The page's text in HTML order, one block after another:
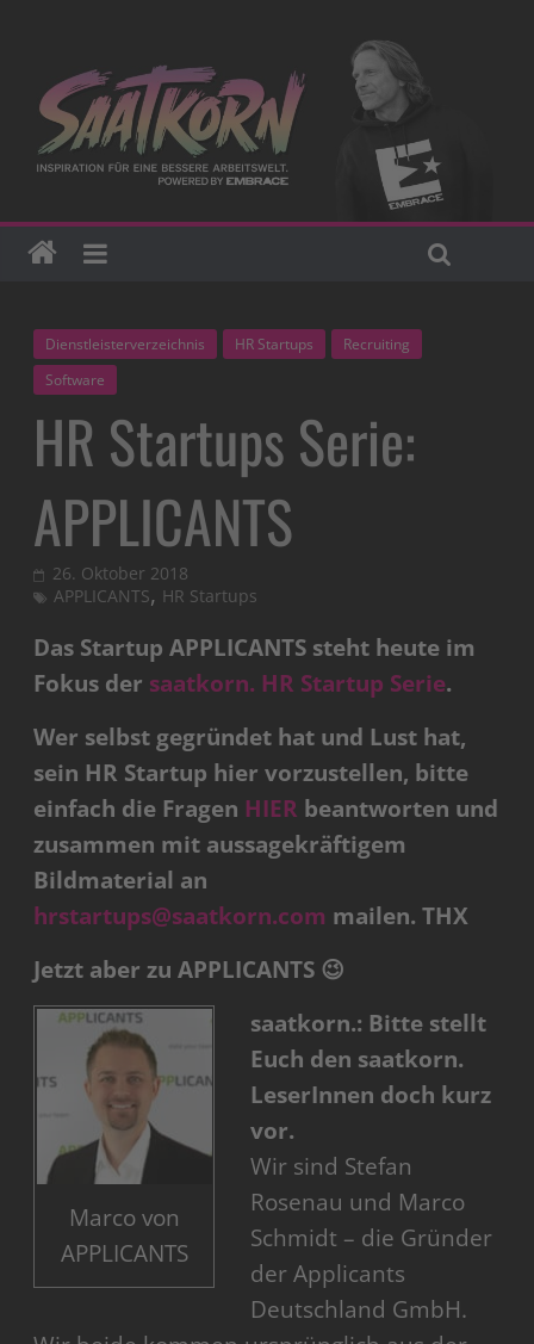
Dienstleisterverzeichnis HR Startups
Recruiting
Software
HR Startups Serie:
APPLICANTS
26. Oktober 2018
APPLICANTS, HR Startups
Das Startup APPLICANTS steht heute im
Fokus der saatkorn. HR Startup Serie.
Wer selbst gegründet hat und Lust hat,
sein HR Startup hier vorzustellen, bitte
einfach die Fragen HIER beantworten und
zusammen mit aussagekräftigem
Bildmaterial an
hrstartups@saatkorn.com mailen. THX
Jetzt aber zu APPLICANTS 😉
Marco von
APPLICANTS
saatkorn.: Bitte stellt
Euch den saatkorn.
LeserInnen doch kurz
vor.
Wir sind Stefan
Rosenau und Marco
Schmidt – die Gründer
der Applicants
Deutschland GmbH.